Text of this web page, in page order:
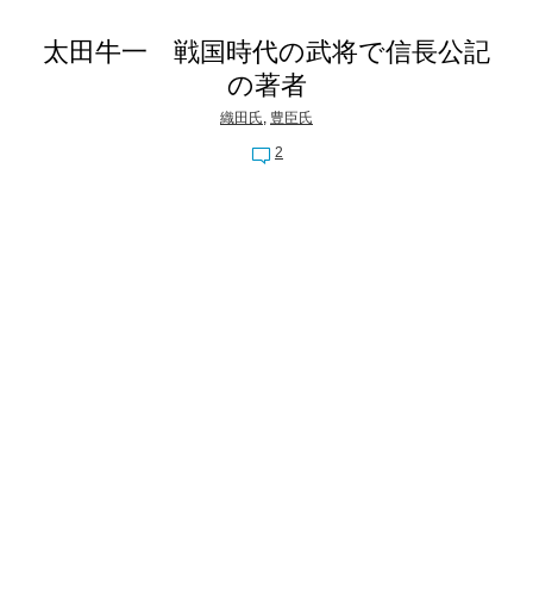
太田牛一 戦国時代の武将で信長公記
の著者
織田氏, 豊臣氏
2